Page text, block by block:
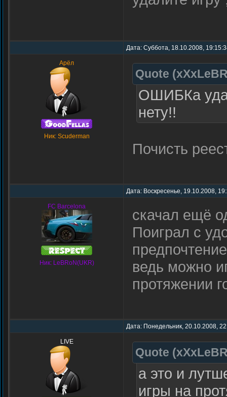
Дата: Суббота, 18.10.2008,
Арёл
Ник: Scuderman
Quote (
ОШИБКа
нету!!
Почисть
Дата: Воскресенье, 19.10.2008,
FC Barcelona
Ник: LeBRoN(UKR)
скачал ещё
Поиграл с
ведь можно
протяжении
Дата: Понедельник, 20.10.2008,
LIVE
Quote (
а это и
игры на